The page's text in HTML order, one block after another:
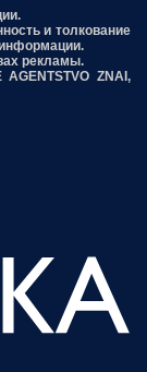
и толкование
рекламы.
ZNAI,